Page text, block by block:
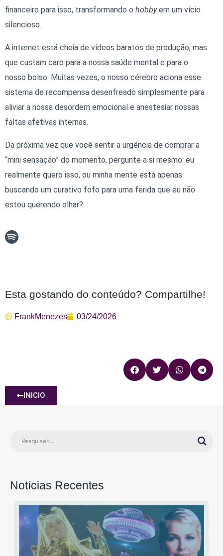
financeiro para isso, transformando o hobbyem um vício
silencioso.
A internet está cheia de vídeos baratos de produção, mas
que custam caro para a nossa saúde mental e para o
nosso bolso. Muitas vezes, o nosso cérebro aciona esse
sistema de recompensa desenfreado simplesmente para
aliviar a nossa desordem emocional e anestesiar nossas
faltas afetivas internas.
Da próxima vez que você sentir a urgência de comprar a
“mini sensação” do momento, pergunte a si mesmo: eu
realmente quero isso, ou minha mente está apenas
buscando um curativo fofo para uma ferida que eu não
estou querendo olhar?
Esta gostando do conteúdo? Compartilhe!
FrankMenezes 03/24/2026
INICIO
Notícias Recentes